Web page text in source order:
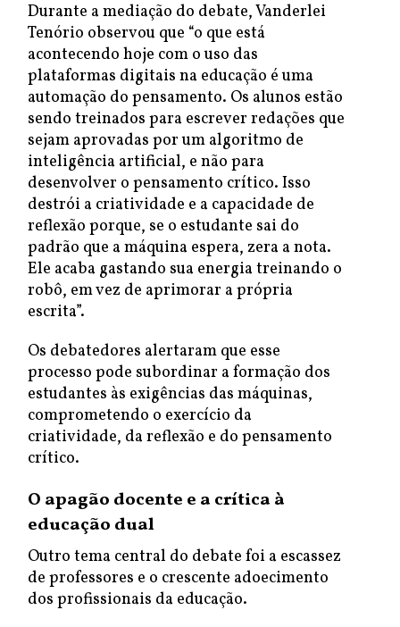
Durante a mediação do debate, Vanderlei
Tenório observou que “o que está
acontecendo hoje com o uso das
plataformas digitais na educação é uma
automação do pensamento. Os alunos estão
sendo treinados para escrever redações que
sejam aprovadas por um algoritmo de
inteligência artificial, e não para
desenvolver o pensamento crítico. Isso
destrói a criatividade e a capacidade de
reflexão porque, se o estudante sai do
padrão que a máquina espera, zera a nota.
Ele acaba gastando sua energia treinando o
robô, em vez de aprimorar a própria
escrita”.
Os debatedores alertaram que esse
processo pode subordinar a formação dos
estudantes às exigências das máquinas,
comprometendo o exercício da
criatividade, da reflexão e do pensamento
crítico.
O apagão docente e a crítica à
educação dual
Outro tema central do debate foi a escassez
de professores e o crescente adoecimento
dos profissionais da educação.